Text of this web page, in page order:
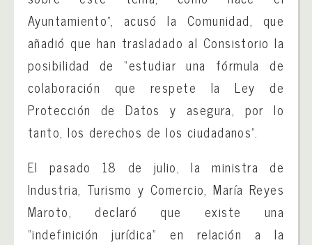
Ayuntamiento”, acusó la Comunidad, que
añadió que han trasladado al Consistorio la
posibilidad de “estudiar una fórmula de
colaboración que respete la Ley de
Protección de Datos y asegura, por lo
tanto, los derechos de los ciudadanos”.
El pasado 18 de julio, la ministra de
Industria, Turismo y Comercio, María Reyes
Maroto, declaró que existe una
“indefinición jurídica” en relación a la